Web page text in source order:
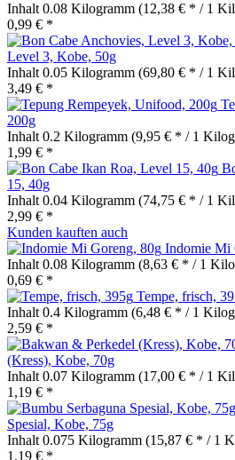
Inhalt 0.08 Kilogramm (12,38 € * / 1
0,99 € *
Level 3, Kobe, 50g
Inhalt 0.05 Kilogramm (69,80 € * / 1
3,49 € *
200g
Inhalt 0.2 Kilogramm (9,95 € * / 1
1,99 € *
15, 40g
Inhalt 0.04 Kilogramm (74,75 € * / 1
2,99 € *
Kunden kauften auch
Indomie Mi
Inhalt 0.08 Kilogramm (8,63 € * / 1
0,69 € *
Tempe, frisch,
Inhalt 0.4 Kilogramm (6,48 € * / 1
2,59 € *
(Kress), Kobe, 70g
Inhalt 0.07 Kilogramm (17,00 € * / 1
1,19 € *
Spesial, Kobe, 75g
Inhalt 0.075 Kilogramm (15,87 € * / 1
1,19 € *